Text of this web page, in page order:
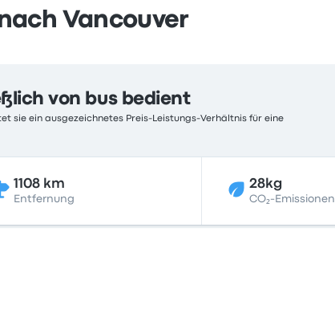
Vancouver
von bus bedient
sie ein ausgezeichnetes Preis-Leistungs-Verhältnis für eine
1108 km
Entfernung
28kg
CO₂-Emissionen